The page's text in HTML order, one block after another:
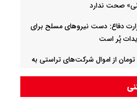
صحت ندارد
دفاع: دست نیروهای مسلح برای
پُر است
تومان از اموال شرکت‌های تراستی به